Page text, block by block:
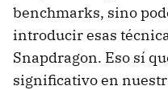
benchmarks, sino
introducir esas
Snapdragon. Eso sí
significativo en